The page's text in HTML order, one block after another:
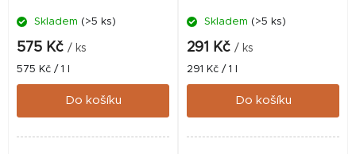
Skladem (>5 ks)
575 Kč / ks
Měrná
cena:
575 Kč / 1 l
Do košíku
Skladem (>5 ks)
291 Kč / ks
Měrná
cena:
291 Kč / 1 l
Do košíku